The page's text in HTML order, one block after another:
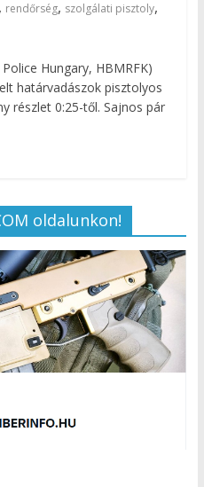
, rendőrség, szolgálati pisztoly,
Hungary, HBMRFK)
határvadászok pisztolyos
részlet 0:25-től. Sajnos pár
oldalunkon!